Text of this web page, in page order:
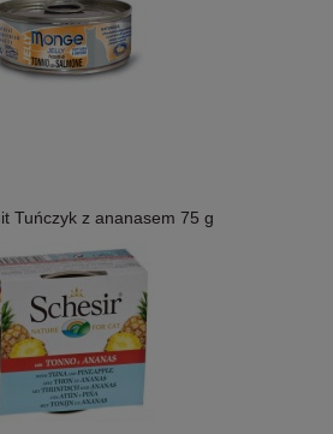
Tuńczyk z ananasem 75 g